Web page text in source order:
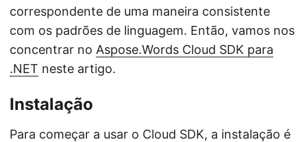
correspondente de uma maneira consistente
com os padrões de linguagem. Então, vamos nos
concentrar no Aspose.Words Cloud SDK para
.NET neste artigo.
Instalação
Para começar a usar o Cloud SDK, a instalação é